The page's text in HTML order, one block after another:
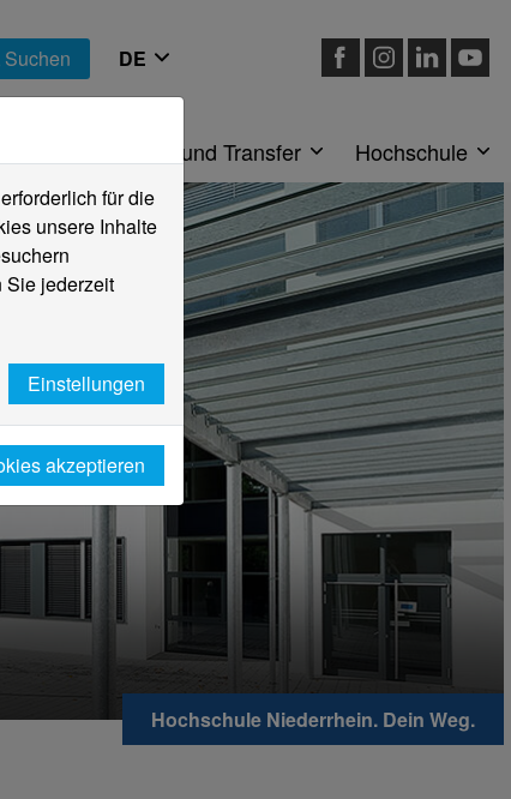
Suchen
Forschung und Transfer Hochschule
Hochschule Niederrhein. Dein Weg.
für die
unsere Inhalte
Sie jederzeit
Einstellungen
akzeptieren